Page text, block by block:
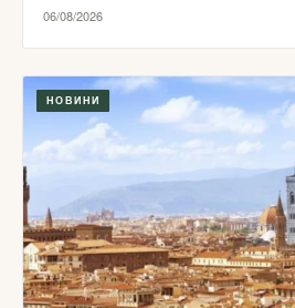
06/08/2026
НОВИНИ